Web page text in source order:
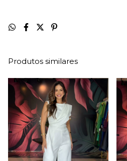
Produtos similares